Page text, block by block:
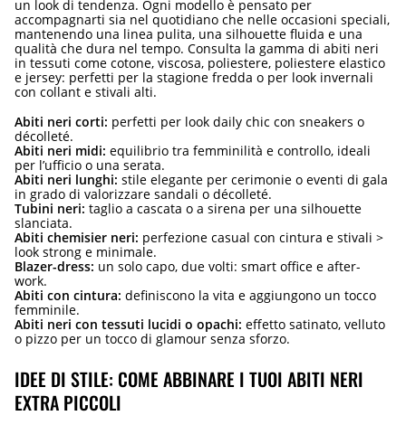
un look di tendenza. Ogni modello è pensato per
accompagnarti sia nel quotidiano che nelle occasioni speciali,
mantenendo una linea pulita, una silhouette fluida e una
qualità che dura nel tempo. Consulta la gamma di abiti neri
in tessuti come cotone, viscosa, poliestere, poliestere elastico
e jersey: perfetti per la stagione fredda o per look invernali
con collant e stivali alti.
Abiti neri corti: perfetti per look daily chic con sneakers o
décolleté.
Abiti neri midi: equilibrio tra femminilità e controllo, ideali
per l’ufficio o una serata.
Abiti neri lunghi: stile elegante per cerimonie o eventi di gala
in grado di valorizzare sandali o décolleté.
Tubini neri: taglio a cascata o a sirena per una silhouette
slanciata.
Abiti chemisier neri: perfezione casual con cintura e stivali >
look strong e minimale.
Blazer-dress: un solo capo, due volti: smart office e after-
work.
Abiti con cintura: definiscono la vita e aggiungono un tocco
femminile.
Abiti neri con tessuti lucidi o opachi: effetto satinato, velluto
o pizzo per un tocco di glamour senza sforzo.
IDEE DI STILE: COME ABBINARE I TUOI ABITI NERI
EXTRA PICCOLI